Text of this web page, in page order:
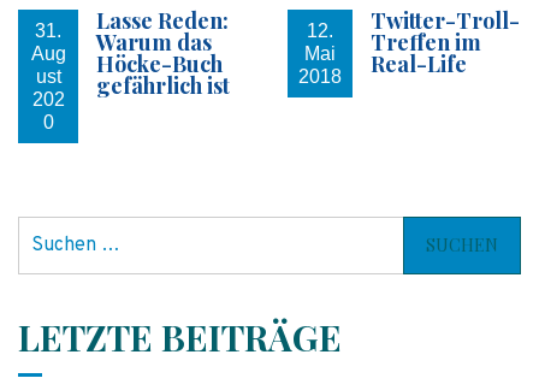
31.
Aug
ust
202
0
Lasse Reden:
Warum das
Höcke-Buch
gefährlich ist
12.
Mai
2018
Twitter-Troll-
Treffen im
Real-Life
e
n
LETZTE BEITRÄGE